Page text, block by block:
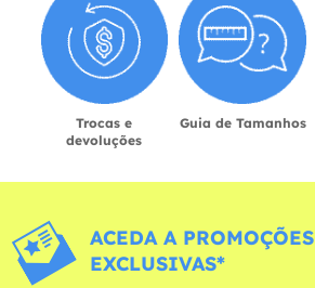
Trocas e
devoluções
Guia de Tamanhos
ACEDA A PROMOÇÕES
EXCLUSIVAS*